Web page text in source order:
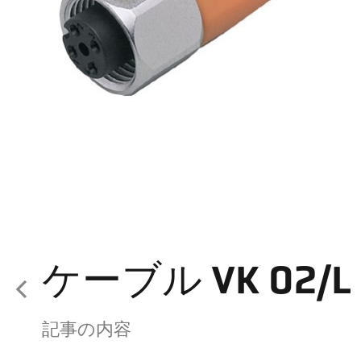
ケーブル VK 02/L
記事の内容